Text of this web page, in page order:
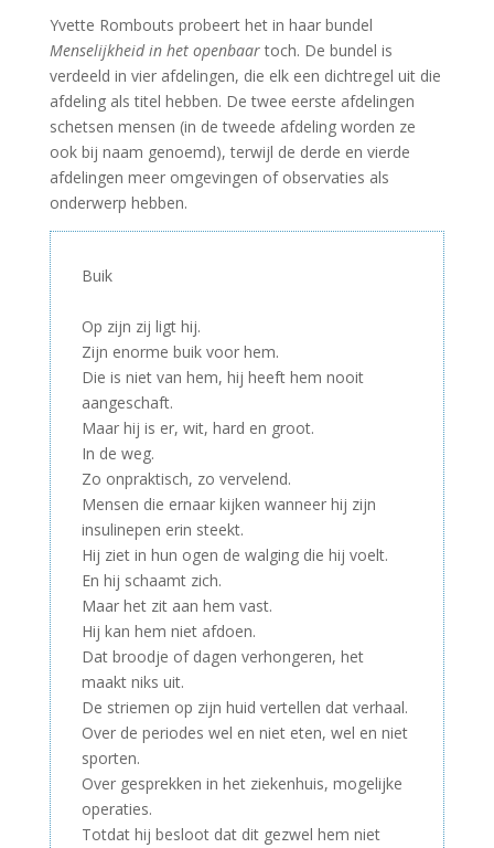
Yvette Rombouts probeert het in haar bundel
Menselijkheid in het openbaartoch. De bundel is
verdeeld in vier afdelingen, die elk een dichtregel uit die
afdeling als titel hebben. De twee eerste afdelingen
schetsen mensen (in de tweede afdeling worden ze
ook bij naam genoemd), terwijl de derde en vierde
afdelingen meer omgevingen of observaties als
onderwerp hebben.
Buik
Op zijn zij ligt hij.
Zijn enorme buik voor hem.
Die is niet van hem, hij heeft hem nooit
aangeschaft.
Maar hij is er, wit, hard en groot.
In de weg.
Zo onpraktisch, zo vervelend.
Mensen die ernaar kijken wanneer hij zijn
insulinepen erin steekt.
Hij ziet in hun ogen de walging die hij voelt.
En hij schaamt zich.
Maar het zit aan hem vast.
Hij kan hem niet afdoen.
Dat broodje of dagen verhongeren, het
maakt niks uit.
De striemen op zijn huid vertellen dat verhaal.
Over de periodes wel en niet eten, wel en niet
sporten.
Over gesprekken in het ziekenhuis, mogelijke
operaties.
Totdat hij besloot dat dit gezwel hem niet